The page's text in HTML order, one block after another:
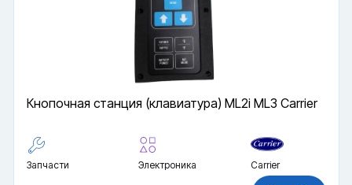
Кнопочная станция (клавиатура) ML2i ML3 Carrier
Запчасти Электроника Carrier